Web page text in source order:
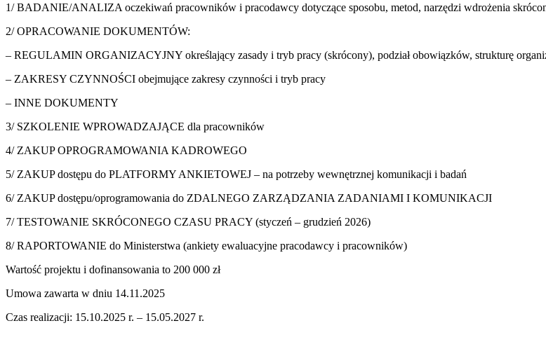
1/ BADANIE/ANALIZA oczekiwań pracowników i pracodawcy dotyczące sposobu, metod, narzędzi wdrożenia
2/ OPRACOWANIE DOKUMENTÓW:
– REGULAMIN ORGANIZACYJNY określający zasady i tryb pracy (skrócony), podział obowiązków, strukturę
– ZAKRESY CZYNNOŚCI obejmujące zakresy czynności i tryb pracy
– INNE DOKUMENTY
3/ SZKOLENIE WPROWADZAJĄCE dla pracowników
4/ ZAKUP OPROGRAMOWANIA KADROWEGO
5/ ZAKUP dostępu do PLATFORMY ANKIETOWEJ – na potrzeby wewnętrznej komunikacji i badań
6/ ZAKUP dostępu/oprogramowania do ZDALNEGO ZARZĄDZANIA ZADANIAMI I KOMUNIKACJI
7/ TESTOWANIE SKRÓCONEGO CZASU PRACY (styczeń – grudzień 2026)
8/ RAPORTOWANIE do Ministerstwa (ankiety ewaluacyjne pracodawcy i pracowników)
Wartość projektu i dofinansowania to 200 000 zł
Umowa zawarta w dniu 14.11.2025
Czas realizacji: 15.10.2025 r. – 15.05.2027 r.